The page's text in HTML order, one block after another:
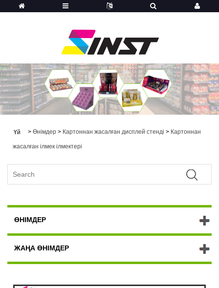
Үй > Өнімдер > Картоннан жасалған дисплей стенді > Картоннан
жасалған ілмек ілмектері
ӨНІМДЕР
ЖАҢА ӨНІМДЕР